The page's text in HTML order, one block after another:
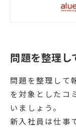
問題を整理し
問題を整理して
を対象としたコ
いましょう。
新入社員は仕事